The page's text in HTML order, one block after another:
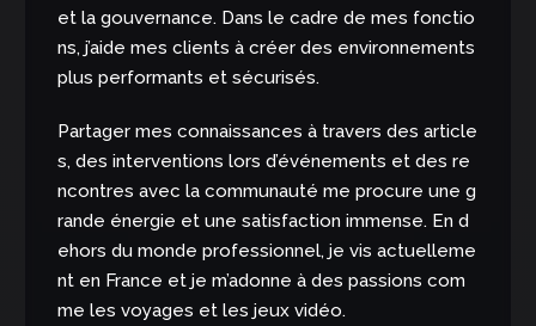
et la gouvernance. Dans le cadre de mes fonctio
ns, j’aide mes clients à créer des environnements
plus performants et sécurisés.
Partager mes connaissances à travers des article
s, des interventions lors d’événements et des re
ncontres avec la communauté me procure une g
rande énergie et une satisfaction immense. En d
ehors du monde professionnel, je vis actuelleme
nt en France et je m’adonne à des passions com
me les voyages et les jeux vidéo.